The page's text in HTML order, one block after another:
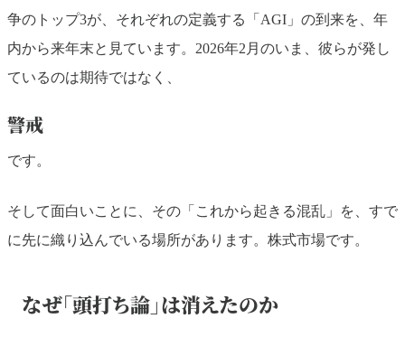
争のトップ3が、それぞれの定義する「AGI」の到来を、年
内から来年末と見ています。2026年2月のいま、彼らが発し
ているのは期待ではなく、
警戒
です。
そして面白いことに、その「これから起きる混乱」を、すで
に先に織り込んでいる場所があります。株式市場です。
なぜ「頭打ち論」は消えたのか